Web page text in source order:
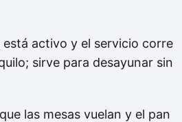
activo y el servicio corre
sirve para desayunar sin
las mesas vuelan y el pan